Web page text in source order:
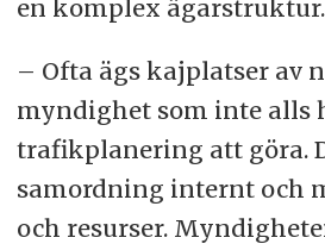
en komplex ägarstruktur.
– Ofta ägs kajplatser av
myndighet som inte alls
trafikplanering att göra.
samordning internt och
och resurser.